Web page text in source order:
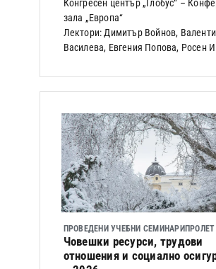
Конгресен център „Глобус“ –
зала „Европа“
Лектори: Димитър Войнов,
Василева, Евгения Попова, Росен
ПРОВЕДЕНИ УЧЕБНИ СЕМИНАРИПРОЛЕТ
Човешки ресурси, трудови
отношения и социално